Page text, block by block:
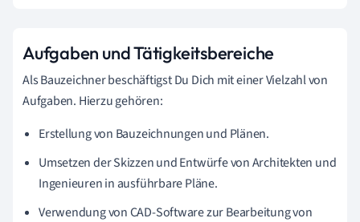
Aufgaben und Tätigkeitsbereiche
Als Bauzeichner beschäftigst Du Dich mit einer Vielzahl von
Aufgaben. Hierzu gehören:
Erstellung von Bauzeichnungen und Plänen.
Umsetzen der Skizzen und Entwürfe von Architekten und
Ingenieuren in ausführbare Pläne.
Verwendung von CAD-Software zur Bearbeitung von